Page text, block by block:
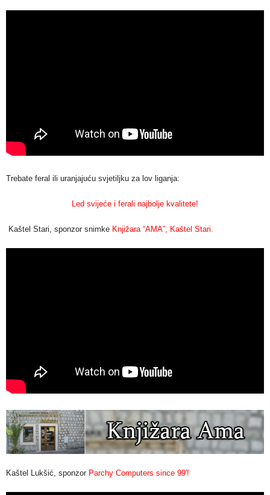
Trebate feral ili uranjajuću svjetiljku za lov liganja:
Led svijeće i ferali najbolje kvalitete!
Kaštel Stari, sponzor snimke Knjižara “AMA”, Kaštel Stari.
Kaštel Lukšić, sponzor Parchy Computers since 99′!